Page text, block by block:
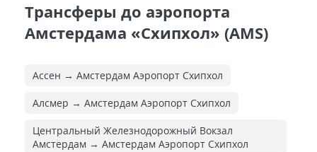
Трансферы до аэропорта
Амстердама «Схипхол» (AMS)
Ассен → Амстердам Аэропорт Схипхол
Алсмер → Амстердам Аэропорт Схипхол
Центральный Железнодорожный Вокзал
Амстердам → Амстердам Аэропорт Схипхол